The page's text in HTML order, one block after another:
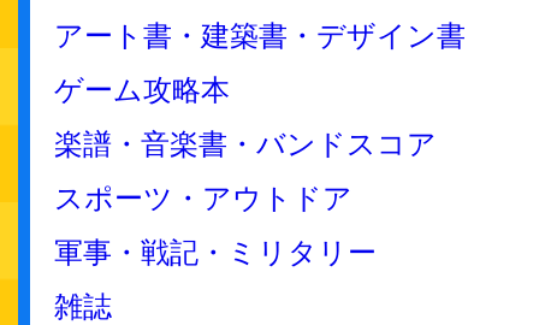
アート書・建築書・デザイン書
ゲーム攻略本
楽譜・音楽書・バンドスコア
スポーツ・アウトドア
軍事・戦記・ミリタリー
雑誌